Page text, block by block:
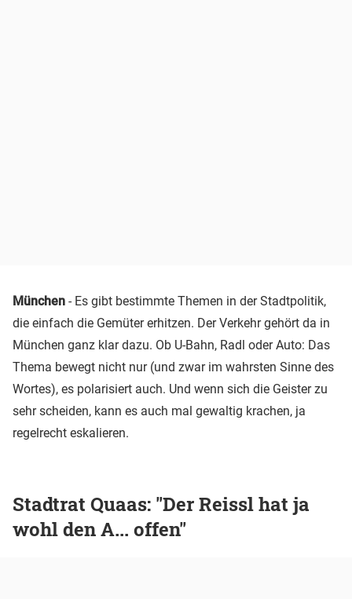
München - Es gibt bestimmte Themen in der Stadtpolitik,
die einfach die Gemüter erhitzen. Der Verkehr gehört da in
München ganz klar dazu. Ob U-Bahn, Radl oder Auto: Das
Thema bewegt nicht nur (und zwar im wahrsten Sinne des
Wortes), es polarisiert auch. Und wenn sich die Geister zu
sehr scheiden, kann es auch mal gewaltig krachen, ja
regelrecht eskalieren.
Stadtrat Quaas: "Der Reissl hat ja
wohl den A... offen"